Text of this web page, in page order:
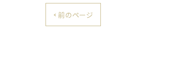
< 前のページ